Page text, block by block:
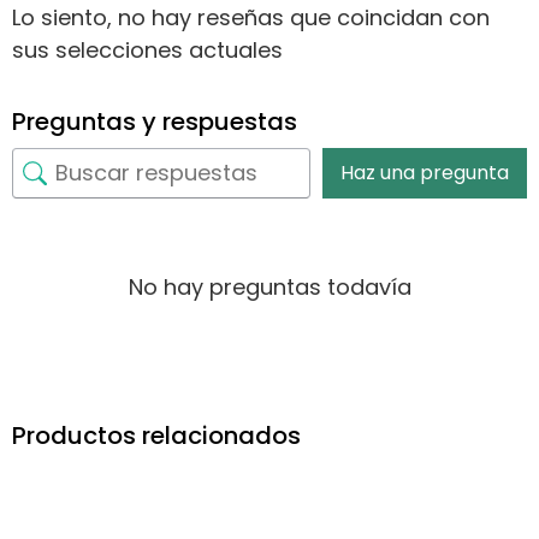
Lo siento, no hay reseñas que coincidan con
sus selecciones actuales
Preguntas y respuestas
Haz una pregunta
No hay preguntas todavía
Productos relacionados